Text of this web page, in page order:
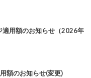
適用額のお知らせ（2026年
額のお知らせ(変更)